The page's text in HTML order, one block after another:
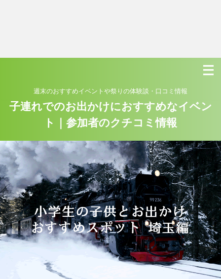
週末のおすすめイベントや祭りの体験談・口コミ情報
子連れでのお出かけにおすすめなイベン
ト｜参加者のクチコミ情報